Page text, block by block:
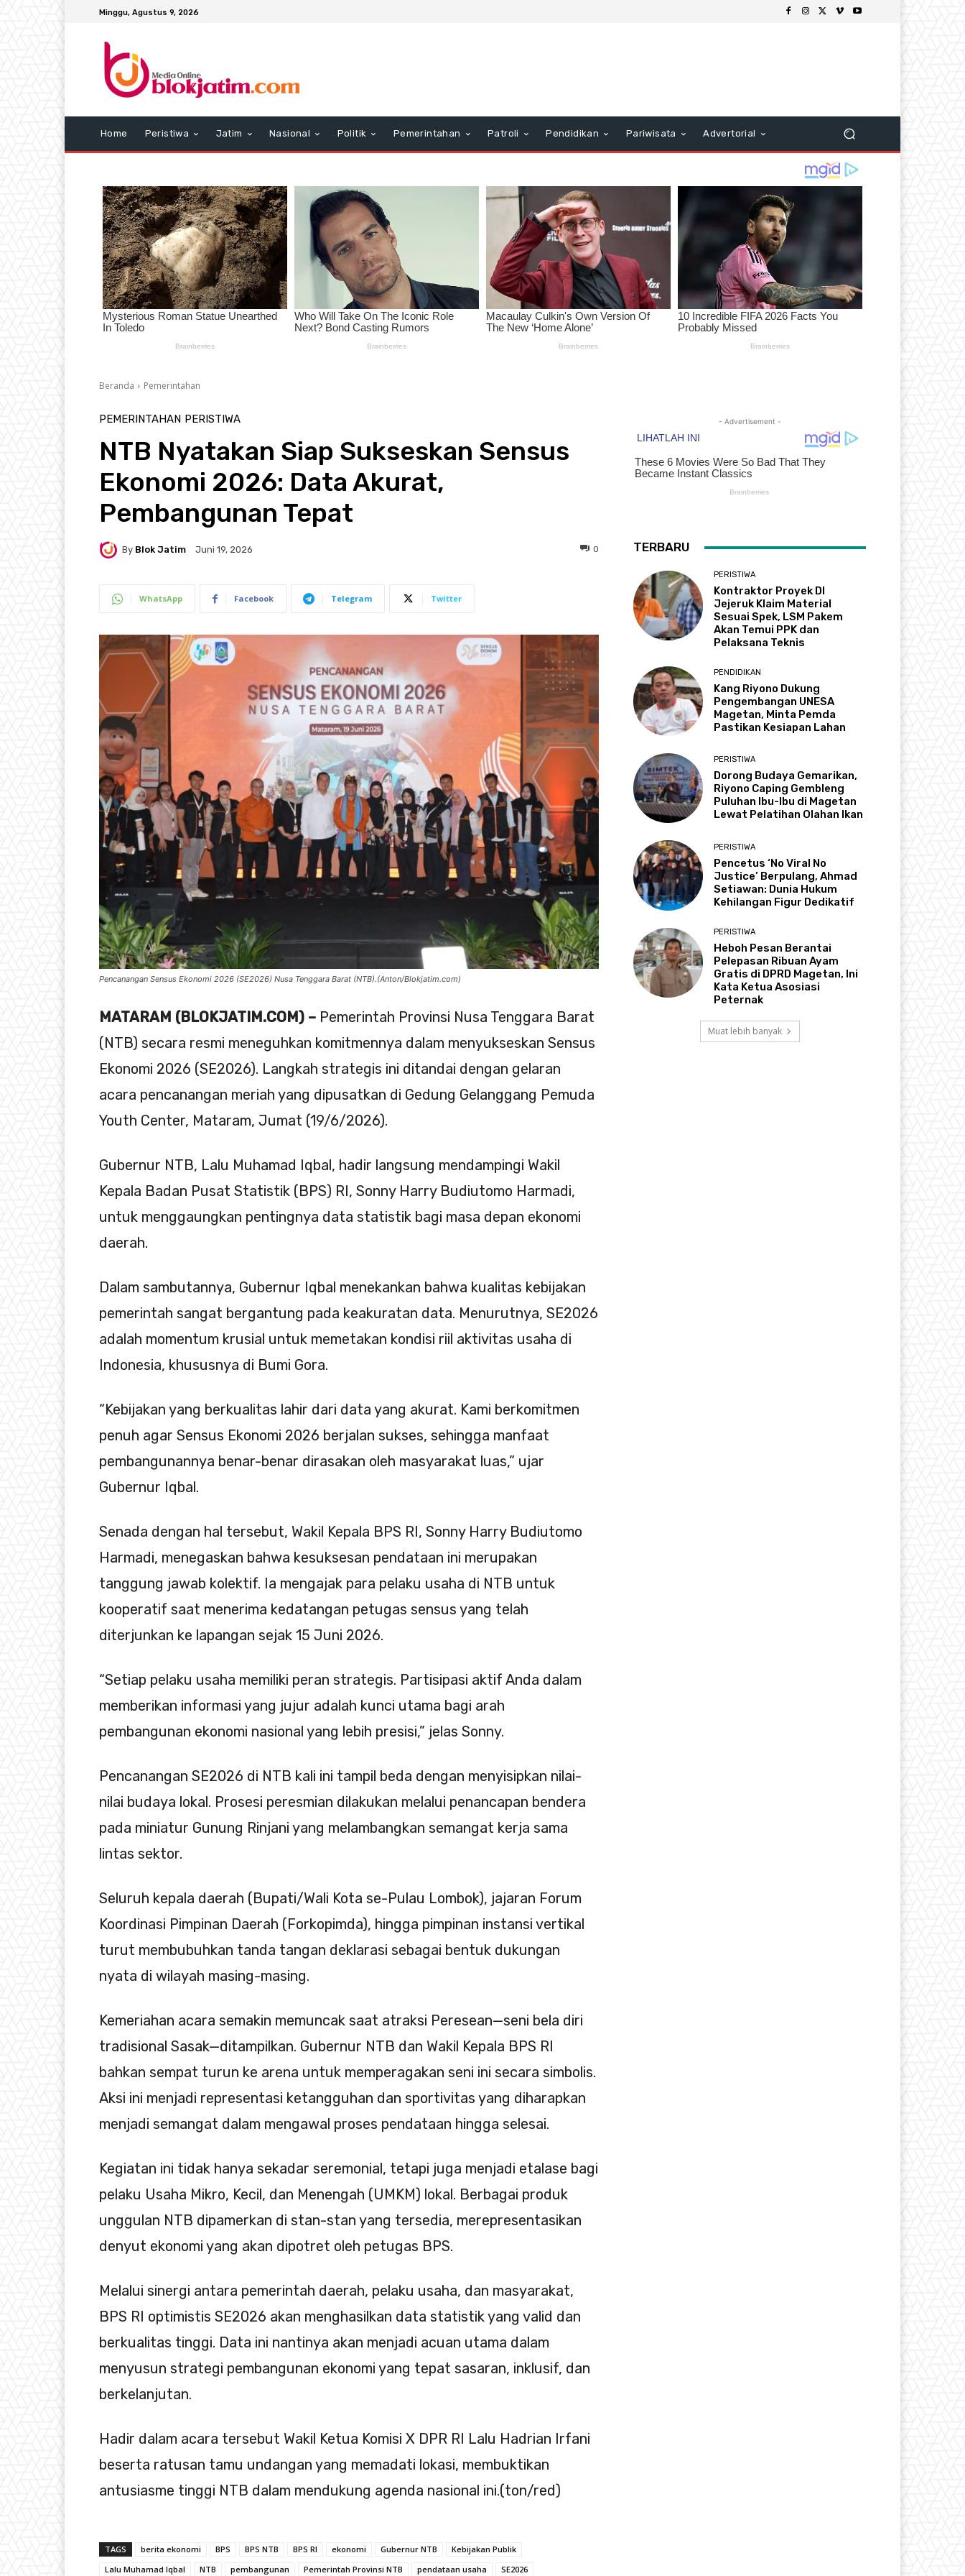
Minggu, Agustus 9, 2026
Home Peristiwa Jatim Nasional Politik Pemerintahan Patroli Pendidikan Pariwisata Advertorial
Beranda Pemerintahan
PEMERINTAHAN PERISTIWA
NTB Nyatakan Siap Sukseskan Sensus
Ekonomi 2026: Data Akurat,
Pembangunan Tepat
By Blok Jatim Juni 19, 2026 0
WhatsApp Facebook Telegram Twitter
Pencanangan Sensus Ekonomi 2026 (SE2026) Nusa Tenggara Barat (NTB).(Anton/Blokjatim.com)
MATARAM (BLOKJATIM.COM) – Pemerintah Provinsi Nusa Tenggara Barat
(NTB) secara resmi meneguhkan komitmennya dalam menyukseskan Sensus
Ekonomi 2026 (SE2026). Langkah strategis ini ditandai dengan gelaran
acara pencanangan meriah yang dipusatkan di Gedung Gelanggang Pemuda
Youth Center, Mataram, Jumat (19/6/2026).
Gubernur NTB, Lalu Muhamad Iqbal, hadir langsung mendampingi Wakil
Kepala Badan Pusat Statistik (BPS) RI, Sonny Harry Budiutomo Harmadi,
untuk menggaungkan pentingnya data statistik bagi masa depan ekonomi
daerah.
Dalam sambutannya, Gubernur Iqbal menekankan bahwa kualitas kebijakan
pemerintah sangat bergantung pada keakuratan data. Menurutnya, SE2026
adalah momentum krusial untuk memetakan kondisi riil aktivitas usaha di
Indonesia, khususnya di Bumi Gora.
“Kebijakan yang berkualitas lahir dari data yang akurat. Kami berkomitmen
penuh agar Sensus Ekonomi 2026 berjalan sukses, sehingga manfaat
pembangunannya benar-benar dirasakan oleh masyarakat luas,” ujar
Gubernur Iqbal.
Senada dengan hal tersebut, Wakil Kepala BPS RI, Sonny Harry Budiutomo
Harmadi, menegaskan bahwa kesuksesan pendataan ini merupakan
tanggung jawab kolektif. Ia mengajak para pelaku usaha di NTB untuk
kooperatif saat menerima kedatangan petugas sensus yang telah
diterjunkan ke lapangan sejak 15 Juni 2026.
“Setiap pelaku usaha memiliki peran strategis. Partisipasi aktif Anda dalam
memberikan informasi yang jujur adalah kunci utama bagi arah
pembangunan ekonomi nasional yang lebih presisi,” jelas Sonny.
Pencanangan SE2026 di NTB kali ini tampil beda dengan menyisipkan nilai-
nilai budaya lokal. Prosesi peresmian dilakukan melalui penancapan bendera
pada miniatur Gunung Rinjani yang melambangkan semangat kerja sama
lintas sektor.
Seluruh kepala daerah (Bupati/Wali Kota se-Pulau Lombok), jajaran Forum
Koordinasi Pimpinan Daerah (Forkopimda), hingga pimpinan instansi vertikal
turut membubuhkan tanda tangan deklarasi sebagai bentuk dukungan
nyata di wilayah masing-masing.
Kemeriahan acara semakin memuncak saat atraksi Peresean—seni bela diri
tradisional Sasak—ditampilkan. Gubernur NTB dan Wakil Kepala BPS RI
bahkan sempat turun ke arena untuk memperagakan seni ini secara simbolis.
Aksi ini menjadi representasi ketangguhan dan sportivitas yang diharapkan
menjadi semangat dalam mengawal proses pendataan hingga selesai.
Kegiatan ini tidak hanya sekadar seremonial, tetapi juga menjadi etalase bagi
pelaku Usaha Mikro, Kecil, dan Menengah (UMKM) lokal. Berbagai produk
unggulan NTB dipamerkan di stan-stan yang tersedia, merepresentasikan
denyut ekonomi yang akan dipotret oleh petugas BPS.
Melalui sinergi antara pemerintah daerah, pelaku usaha, dan masyarakat,
BPS RI optimistis SE2026 akan menghasilkan data statistik yang valid dan
berkualitas tinggi. Data ini nantinya akan menjadi acuan utama dalam
menyusun strategi pembangunan ekonomi yang tepat sasaran, inklusif, dan
berkelanjutan.
Hadir dalam acara tersebut Wakil Ketua Komisi X DPR RI Lalu Hadrian Irfani
beserta ratusan tamu undangan yang memadati lokasi, membuktikan
antusiasme tinggi NTB dalam mendukung agenda nasional ini.(ton/red)
TAGS berita ekonomi BPS BPS NTB BPS RI ekonomi Gubernur NTB
Kebijakan Publik
Lalu Muhamad Iqbal
NTB pembangunan Pemerintah Provinsi NTB pendataan usaha SE2026
- Advertisement -
TERBARU
PERISTIWA
Kontraktor Proyek DI
Jejeruk Klaim Material
Sesuai Spek, LSM Pakem
Akan Temui PPK dan
Pelaksana Teknis
PENDIDIKAN
Kang Riyono Dukung
Pengembangan UNESA
Magetan, Minta Pemda
Pastikan Kesiapan Lahan
PERISTIWA
Dorong Budaya Gemarikan,
Riyono Caping Gembleng
Puluhan Ibu-Ibu di Magetan
Lewat Pelatihan Olahan Ikan
PERISTIWA
Pencetus ‘No Viral No
Justice’ Berpulang, Ahmad
Setiawan: Dunia Hukum
Kehilangan Figur Dedikatif
PERISTIWA
Heboh Pesan Berantai
Pelepasan Ribuan Ayam
Gratis di DPRD Magetan, Ini
Kata Ketua Asosiasi
Peternak
Muat lebih banyak